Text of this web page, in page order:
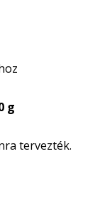
g
tervezték.